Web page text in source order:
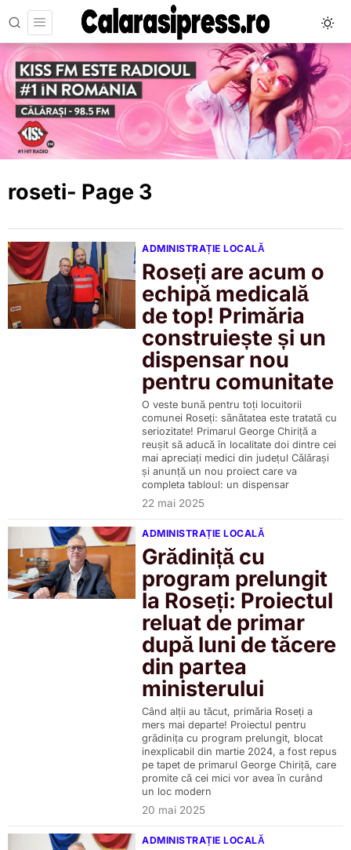
roseti- Page 3
ADMINISTRAȚIE LOCALĂ
Roseți are acum o
echipă medicală
de top! Primăria
construiește și un
dispensar nou
pentru comunitate
O veste bună pentru toți locuitorii
comunei Roseți: sănătatea este tratată cu
seriozitate! Primarul George Chiriță a
reușit să aducă în localitate doi dintre cei
mai apreciați medici din județul Călărași
și anunță un nou proiect care va
completa tabloul: un dispensar
22 mai 2025
ADMINISTRAȚIE LOCALĂ
Grădiniță cu
program prelungit
la Roseți: Proiectul
reluat de primar
după luni de tăcere
din partea
ministerului
Când alții au tăcut, primăria Roseți a
mers mai departe! Proiectul pentru
grădinița cu program prelungit, blocat
inexplicabil din martie 2024, a fost repus
pe tapet de primarul George Chiriță, care
promite că cei mici vor avea în curând
un loc modern
20 mai 2025
ADMINISTRAȚIE LOCALĂ